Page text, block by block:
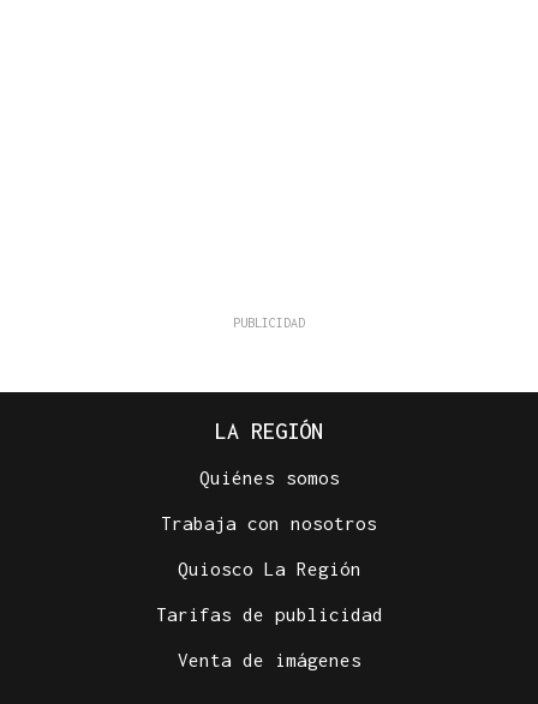
LA REGIÓN
Quiénes somos
Trabaja con nosotros
Quiosco La Región
Tarifas de publicidad
Venta de imágenes